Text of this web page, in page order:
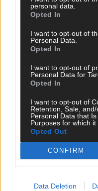
personal data.
Opted In
I want to opt-out of
Personal Data.
Opted In
I want to opt-out of
Personal Data for
Opted In
I want to opt-out of
Retention, Sale,
Personal Data that
Purposes for which it
Opted Out
CONFIRM
Data Deletion
Kommentar
Eurovision
FLASH – DAS VIDEOPORTAL
ÜBER UNS
Unternehmensporträt
Ehtikrichtlinie & Faktencheck